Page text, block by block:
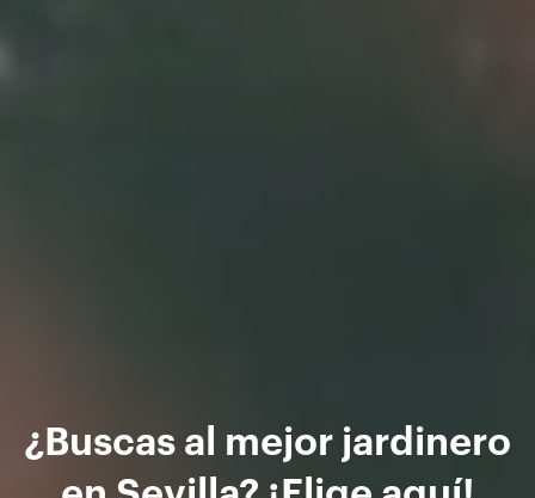
¿Buscas al mejor jardinero